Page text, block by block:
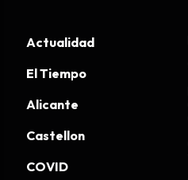
Actualidad
El Tiempo
Alicante
Castellon
COVID